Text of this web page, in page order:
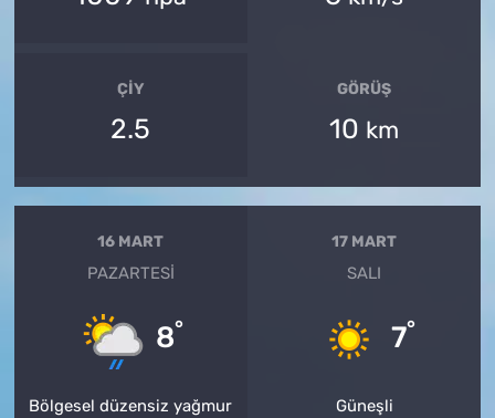
ÇIY
2.5
GÖRÜŞ
10 km
16 MART
PAZARTESI
8°
Bölgesel düzensiz yağmur
17 MART
SALI
7°
Güneşli